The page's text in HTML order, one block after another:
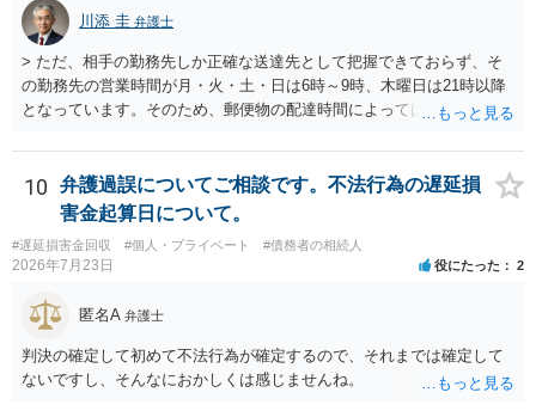
川添 圭 弁護士
> ただ、相手の勤務先しか正確な送達先として把握できておらず、そ
の勤務先の営業時間が月・火・土・日は6時～9時、木曜日は21時以降
となっています。そのため、郵便物の配達時間によっては受け取りが
夜間の送達を上申するのが基本になりますが、感覚的には郵便局を動
かすには早すぎるので執行官送達を申し立てる必要があるかもしれま
せん。裁判所としては（あまりに特殊すぎて）就業場所送達を認めな
い可能性もありますし、執行官送達には費用もかかりますので、まず
は裁判所へ相談した方がよいと思います。
10
弁護過誤についてご相談です。不法行為の遅延損
害金起算日について。
#遅延損害金回収 #個人・プライベート #債務者の相続人
2026年7月23日 役にたった 2
匿名A 弁護士
判決の確定して初めて不法行為が確定するので、それまでは確定して
ないですし、そんなにおかしくは感じませんね。